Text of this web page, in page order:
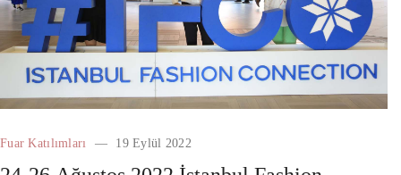
Fuar Katılımları 19 Eylül 2022